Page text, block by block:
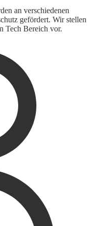
an verschiedenen
gefördert. Wir stellen
Tech Bereich vor.